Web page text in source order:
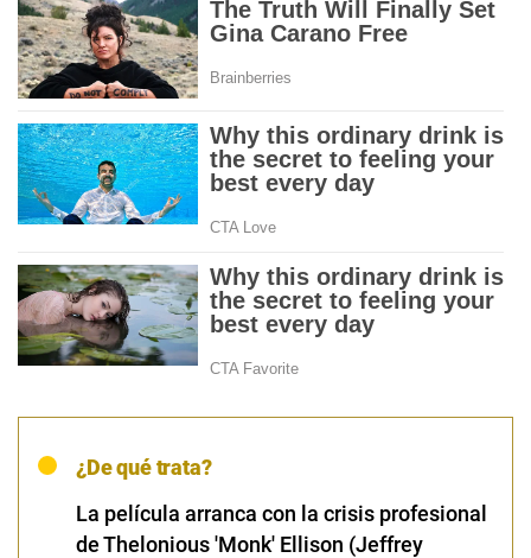
¿De qué trata?
La película arranca con la crisis profesional
de Thelonious 'Monk' Ellison (Jeffrey